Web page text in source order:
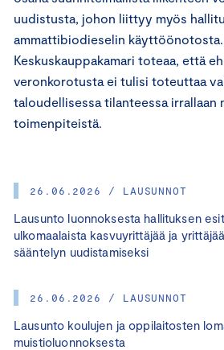
26.06.2026 / LAUSUNNOT
Lausunto luonnoksesta hallituksen
ulkomaalaista kasvuyrittäjää ja
sääntelyn uudistamiseksi
26.06.2026 / LAUSUNNOT
Lausunto koulujen ja oppilaitosten
muistioluonnoksesta
uudistusta, johon liittyy myös
ammattibiodieselin käyttöönotosta.
Keskuskauppakamari toteaa, että
veronkorotusta ei tulisi toteuttaa
taloudellisessa tilanteessa irrallaan
toimenpiteistä.